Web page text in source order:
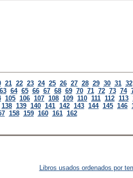
21 22 23 24 25 26 27 28 29 30 31 32
63 64 65 66 67 68 69 70 71 72 73 74
105 106 107 108 109 110 111 112 113
138 139 140 141 142 143 144 145 146
158 159 160 161 162
Libros usados ordenados por